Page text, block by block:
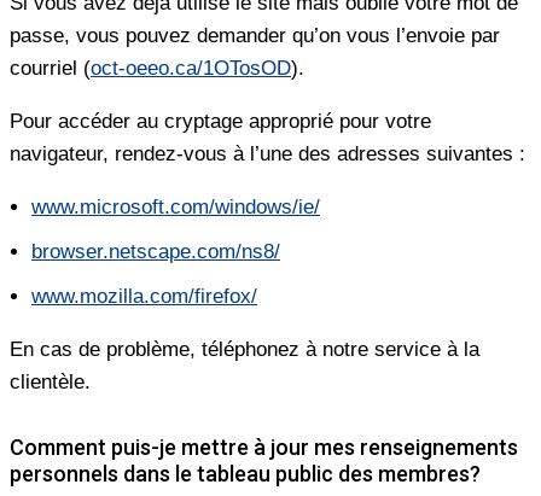
passe, vous pouvez demander qu’on vous l’envoie par
courriel (oct-oeeo.ca/1OTosOD).
Pour accéder au cryptage approprié pour votre
navigateur, rendez-vous à l’une des adresses suivantes :
www.microsoft.com/windows/ie/
browser.netscape.com/ns8/
www.mozilla.com/firefox/
En cas de problème, téléphonez à notre service à la
clientèle.
Comment puis-je mettre à jour mes renseignements
personnels dans le tableau public des membres?